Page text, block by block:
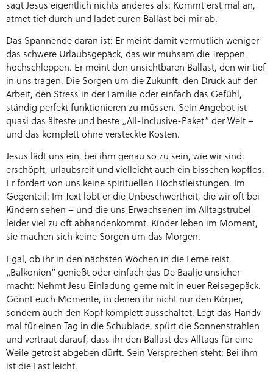
sagt Jesus eigentlich nichts anderes als: Kommt erst mal an,
atmet tief durch und ladet euren Ballast bei mir ab.
Das Spannende daran ist: Er meint damit vermutlich weniger
das schwere Urlaubsgepäck, das wir mühsam die Treppen
hochschleppen. Er meint den unsichtbaren Ballast, den wir tief
in uns tragen. Die Sorgen um die Zukunft, den Druck auf der
Arbeit, den Stress in der Familie oder einfach das Gefühl,
ständig perfekt funktionieren zu müssen. Sein Angebot ist
quasi das älteste und beste „All-Inclusive-Paket“ der Welt –
und das komplett ohne versteckte Kosten.
Jesus lädt uns ein, bei ihm genau so zu sein, wie wir sind:
erschöpft, urlaubsreif und vielleicht auch ein bisschen kopflos.
Er fordert von uns keine spirituellen Höchstleistungen. Im
Gegenteil: Im Text lobt er die Unbeschwertheit, die wir oft bei
Kindern sehen – und die uns Erwachsenen im Alltagstrubel
leider viel zu oft abhandenkommt. Kinder leben im Moment,
sie machen sich keine Sorgen um das Morgen.
Egal, ob ihr in den nächsten Wochen in die Ferne reist,
„Balkonien“ genießt oder einfach das De Baalje unsicher
macht: Nehmt Jesu Einladung gerne mit in euer Reisegepäck.
Gönnt euch Momente, in denen ihr nicht nur den Körper,
sondern auch den Kopf komplett ausschaltet. Legt das Handy
mal für einen Tag in die Schublade, spürt die Sonnenstrahlen
und vertraut darauf, dass ihr den Ballast des Alltags für eine
Weile getrost abgeben dürft. Sein Versprechen steht: Bei ihm
ist die Last leicht.